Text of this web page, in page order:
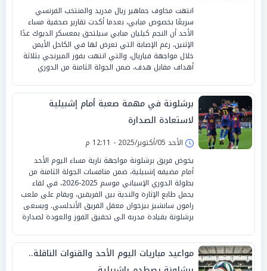
انتهت مخاوف جماهير ريال مدريد والمنتخب الفرنسي
سريعًا بخصوص مبابي، بعدما أكدت تقارير صحفية مساء
الأحد أن النجم كيليان مبابي سيلتحق بمعسكر الديوك غدًا
الإثنين، رغم الإصابة التي تعرض لها في الكاحل الأيمن
خلال مواجهة فياريال، والتي انتهت بفوز الميرنجي بثلاثة
أهداف مقابل هدف، ضمن الجولة الثامنة من الدوري
برشلونة في مهمة صعبة أمام إشبيلية
لاستعادة الصدارة
الأحد 05/أكتوبر/2025 - 12:11 م
يخوض فريق برشلونة مواجهة نارية مساء اليوم الأحد
أمام مضيفه إشبيلية، ضمن منافسات الجولة الثامنة من
بطولة الدوري الإسباني موسم 2025-2026، في لقاء
يحمل طابع الإثارة والندية بين الفريقين، ويقام على ملعب
رامون سانشيز بيزخوان معقل الفريق الأندلسي. ويسعى
برشلونة بقيادة مدربه الى تحقيق الفوز والعودة لصدارة
مواعيد مباريات اليوم الأحد والقنوات الناقلة..